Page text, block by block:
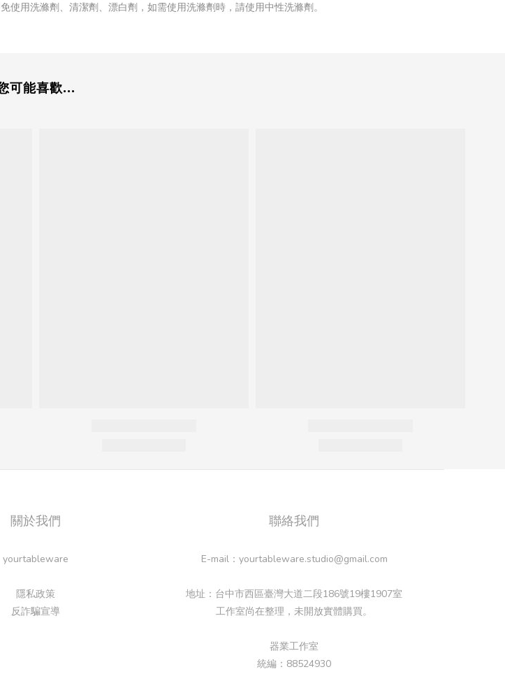
用洗滌劑、清潔劑、漂白劑，如需使用洗滌劑時，請使用中性洗滌劑。
可能喜歡...
關於我們
yourtableware
隱私政策
反詐騙宣導
聯絡我們
E-mail：yourtableware.studio@gmail.com
地址：台中市西區臺灣大道二段186號19樓1907室
工作室尚在整理，未開放實體購買。
器業工作室
統編：88524930